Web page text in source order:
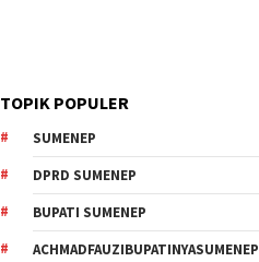
TOPIK POPULER
SUMENEP
DPRD SUMENEP
BUPATI SUMENEP
ACHMADFAUZIBUPATINYASUMENEP